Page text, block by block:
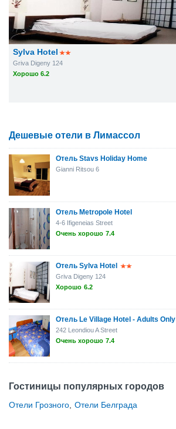
Sylva Hotel
Griva Digeny 124
Хорошо 6.2
Дешевые отели в Лимассол
Отель Stavs Holiday Home
Gianni Ritsou 6
Отель Metropole Hotel
4-6 Ifigeneias Street
Очень хорошо 7.4
Отель Sylva Hotel
Griva Digeny 124
Хорошо 6.2
Отель Le Village Hotel - Adults Only
242 Leondiou A Street
Очень хорошо 7.4
Гостиницы популярных городов
Отели Грозного Отели Белграда